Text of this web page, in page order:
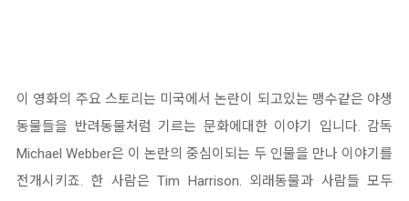
이 영화의 주요 스토리는 미국에서 논란이 되고있는 맹수같은 야생
동물들을 반려동물처럼 기르는 문화에대한 이야기 입니다. 감독
Michael Webber은 이 논란의 중심이되는 두 인물을 만나 이야기를
전개시키죠. 한 사람은 Tim Harrison. 외래동물과 사람들 모두